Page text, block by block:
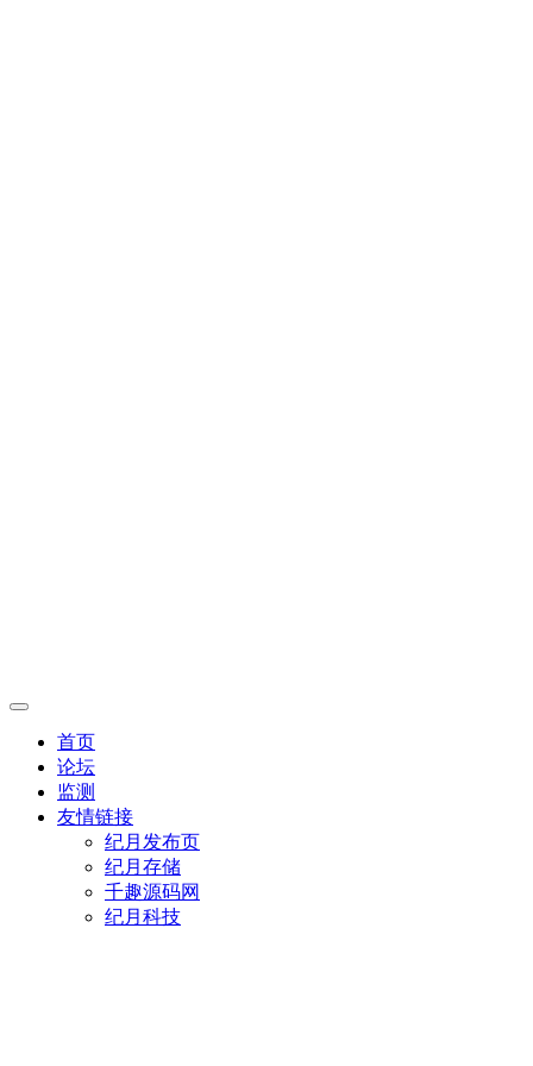
首页
论坛
监测
友情链接
纪月发布页
纪月存储
千趣源码网
纪月科技